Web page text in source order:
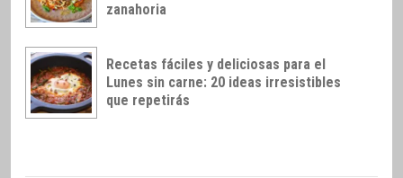
zanahoria
Recetas fáciles y deliciosas para el
Lunes sin carne: 20 ideas irresistibles
que repetirás